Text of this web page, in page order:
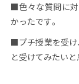
■色々な質問に対
かったです。
■プチ授業を受け
と受けてみたいと